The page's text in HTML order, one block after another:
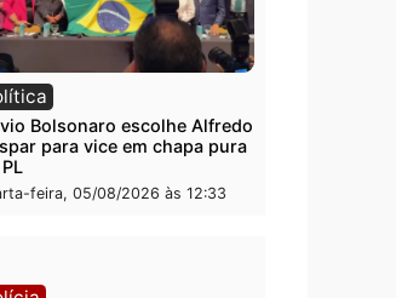
Política
Violência domina o debate
principal arma dos candidatos
ao Governo de Rondônia